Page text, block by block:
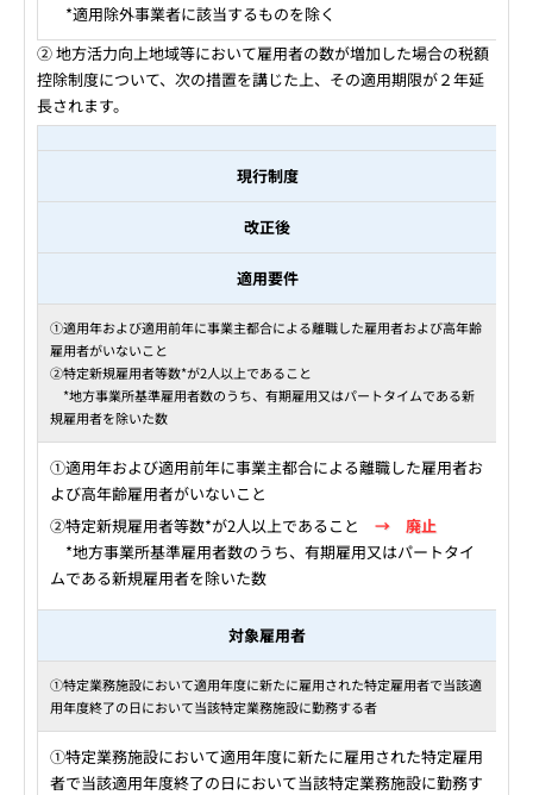
*適用除外事業者に該当するものを除く
② 地方活力向上地域等において雇用者の数が増加した場合の税額
控除制度について、次の措置を講じた上、その適用期限が２年延
長されます。
現行制度
改正後
適用要件
①適用年および適用前年に事業主都合による離職した雇用者および高年齢
雇用者がいないこと
②特定新規雇用者等数*が2人以上であること
*地方事業所基準雇用者数のうち、有期雇用又はパートタイムである新
規雇用者を除いた数
①適用年および適用前年に事業主都合による離職した雇用者お
よび高年齢雇用者がいないこと
②特定新規雇用者等数*が2人以上であること → 廃止
*地方事業所基準雇用者数のうち、有期雇用又はパートタイ
ムである新規雇用者を除いた数
対象雇用者
①特定業務施設において適用年度に新たに雇用された特定雇用者で当該適
用年度終了の日において当該特定業務施設に勤務する者
①特定業務施設において適用年度に新たに雇用された特定雇用
者で当該適用年度終了の日において当該特定業務施設に勤務す